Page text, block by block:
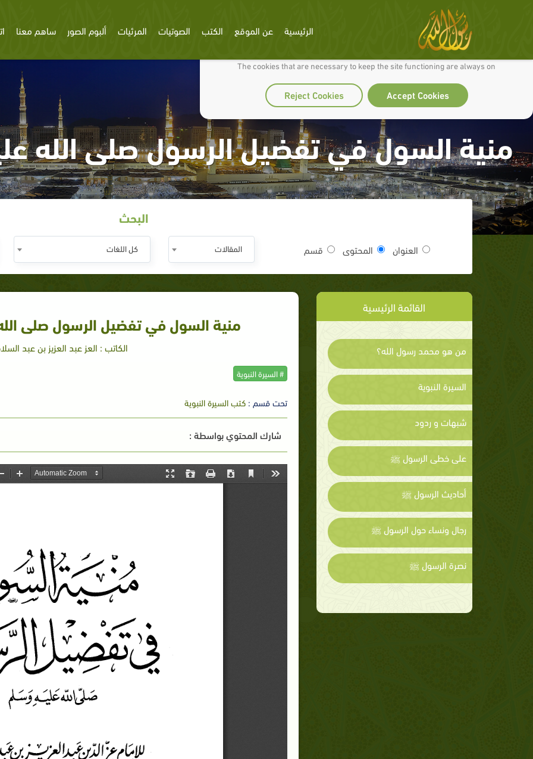
We use cookies to make our site work well for you and so we can continually improve it.
The cookies that are necessary to keep the site functioning are always on
Accept Cookies
Reject Cookies
الرئيسية عن الموقع الكتب الصوتيات المرئيات ألبوم الصور ساهم معنا
منية السول في تفضيل الرسول صلى الله
البحث
العنوان المحتوى قسم المقالات كل اللغات
القائمة الرئيسية
من هو محمد رسول الله؟
السيرة النبوية
شبهات و ردود
على خطى الرسول ﷺ
أحاديث الرسول ﷺ
رجال ونساء حول الرسول ﷺ
نصرة الرسول ﷺ
منية السول في تفضيل الرسول صلى
الكاتب : العز عبد العزيز بن عبد
# السيرة النبوية
تحت قسم :كتب السيرة النبوية
شارك المحتوي بواسطة :